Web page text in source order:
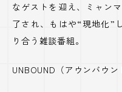
なゲストを迎え、ミャン
了され、もはや“現地化”
り合う雑談番組。
UNBOUND （アウンバウ